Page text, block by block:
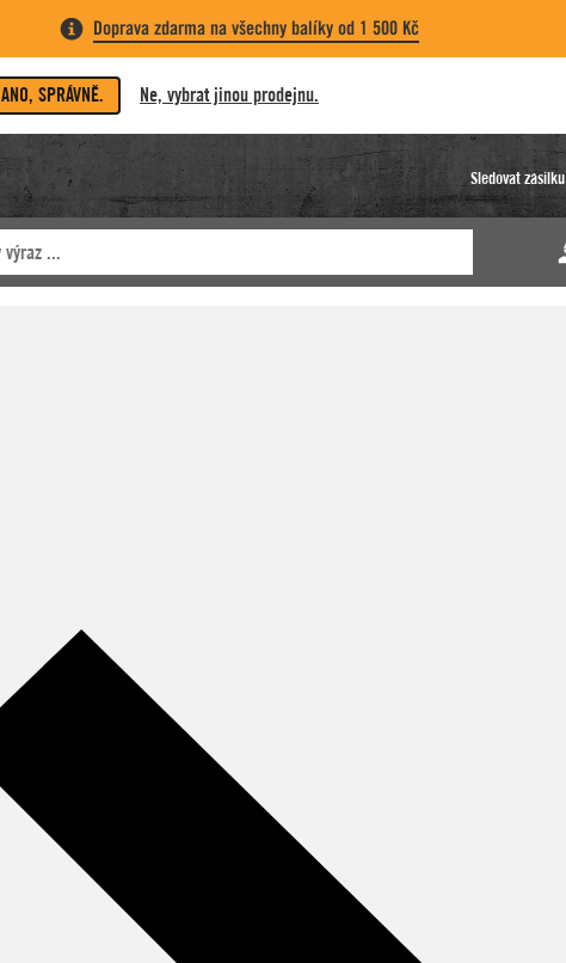
Doprava zdarma na všechny balíky od 1 500 Kč
ANO, SPRÁVNĚ. Ne, vybrat jinou prodejnu.
Sledovat zásilku